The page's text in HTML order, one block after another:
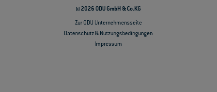
© 2026 ODU GmbH & Co.KG
Zur ODU Unternehmensseite
Datenschutz & Nutzungsbedingungen
Impressum